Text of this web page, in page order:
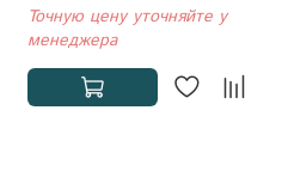
Точную цену уточняйте у
менеджера